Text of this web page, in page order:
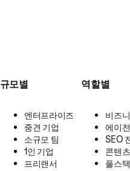
규모별
엔터프라이즈
중견 기업
소규모 팀
1인 기업
프리랜서
역할별
비즈
에이
SEO
콘텐
풀스